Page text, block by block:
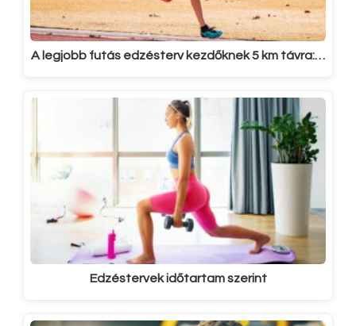
A legjobb futás edzésterv kezdőknek 5 km távra:…
Edzéstervek időtartam szerint